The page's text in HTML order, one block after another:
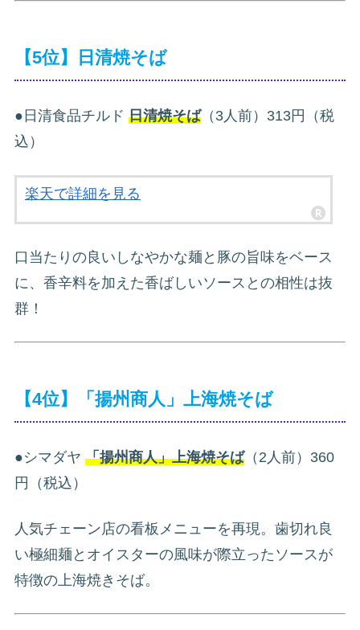
【5位】日清焼そば
●日清食品チルド 日清焼そば（3人前）313円（税
込）
楽天で詳細を見る
口当たりの良いしなやかな麺と豚の旨味をベース
に、香辛料を加えた香ばしいソースとの相性は抜
群！
【4位】「揚州商人」上海焼そば
●シマダヤ 「揚州商人」上海焼そば（2人前）360
円（税込）
人気チェーン店の看板メニューを再現。歯切れ良
い極細麺とオイスターの風味が際立ったソースが
特徴の上海焼きそば。